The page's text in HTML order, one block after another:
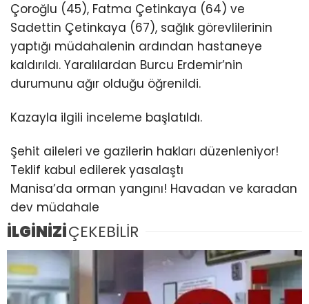
Çoroğlu (45), Fatma Çetinkaya (64) ve
Sadettin Çetinkaya (67), sağlık görevlilerinin
yaptığı müdahalenin ardından hastaneye
kaldırıldı. Yaralılardan Burcu Erdemir’nin
durumunu ağır olduğu öğrenildi.
Kazayla ilgili inceleme başlatıldı.
Şehit aileleri ve gazilerin hakları düzenleniyor!
Teklif kabul edilerek yasalaştı
Manisa’da orman yangını! Havadan ve karadan
dev müdahale
İLGİNİZİÇEKEBİLİR